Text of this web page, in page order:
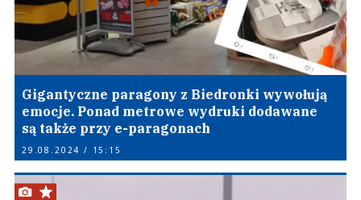
Gigantyczne paragony z Biedronki wywołują
emocje. Ponad metrowe wydruki dodawane
są także przy e-paragonach
29.08.2024 / 15:15